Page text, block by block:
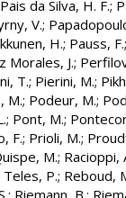
Pais da Silva, H. F.;
V.;
H.; Pauss, F.
Morales, J.;
T.; Pierini, M.;
M.; Podeur, M.;
; Pont, M.;
F.; Prioli, M.;
M.; Racioppi,
P.; Reboud,
; Riemann, B.;